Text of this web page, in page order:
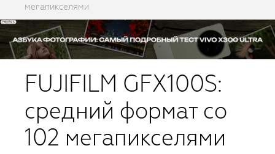
мегапикселями
FUJIFILM GFX100S:
средний формат со
102 мегапикселями